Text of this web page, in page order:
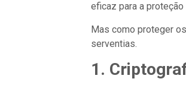
eficaz para a
Mas como proteger
serventias.
1.